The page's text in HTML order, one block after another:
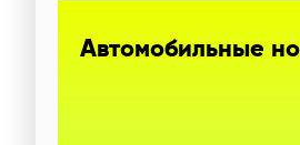
Автомобильные